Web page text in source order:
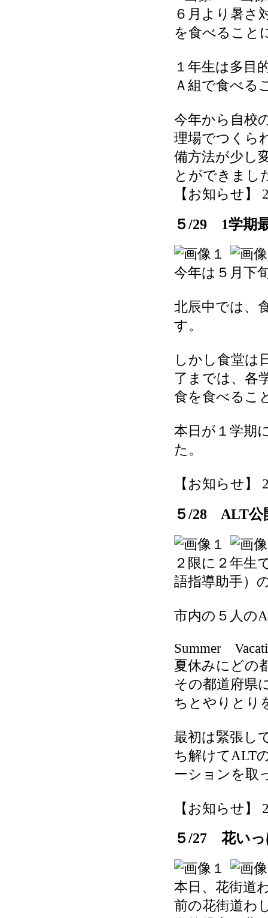
６月より暑さ
を食べること
１年生は多目
Ａ組で食べる
今年から自校
理場でつくら
備方法が少し
とができまし
【お知らせ】
５/29 1学期
今年は５月下
北辰中では、
す。
しかし食堂は
了までは、各
食を食べるこ
本日が１学期
た。
【お知らせ】
５/28 ALT公
２限に２年生
語指導助手）
市内の５人の
Summer
夏休みにどの
その都道府県
ちとやりとり
最初は緊張し
ち解けてALT
ーションを取
【お知らせ】
５/27 花いっ
本日、花街道
前の花街道わ